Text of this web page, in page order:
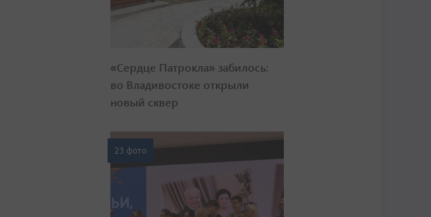
«Сердце Патрокла» забилось:
во Владивостоке открыли
новый сквер
23 фото